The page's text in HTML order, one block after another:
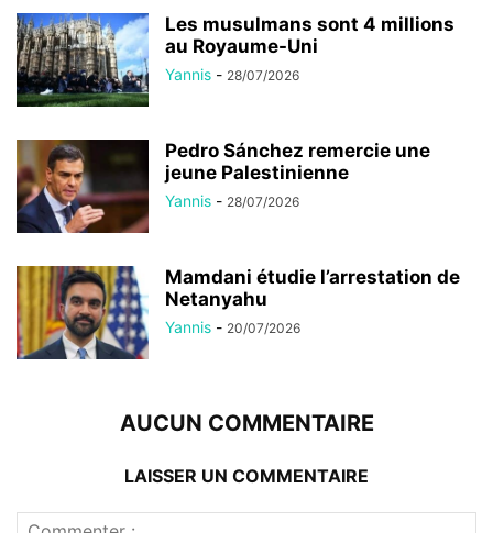
Les musulmans sont 4 millions
au Royaume-Uni
Yannis - 28/07/2026
Pedro Sánchez remercie une
jeune Palestinienne
Yannis - 28/07/2026
Mamdani étudie l’arrestation de
Netanyahu
Yannis - 20/07/2026
AUCUN COMMENTAIRE
LAISSER UN COMMENTAIRE